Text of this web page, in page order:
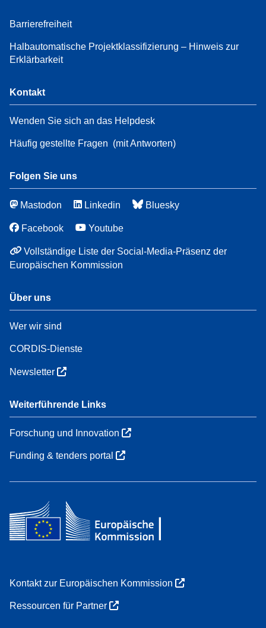
Barrierefreiheit
Halbautomatische Projektklassifizierung – Hinweis zur
Erklärbarkeit
Kontakt
Wenden Sie sich an das Helpdesk
Häufig gestellte Fragen (mit Antworten)
Folgen Sie uns
Mastodon Linkedin Bluesky
Facebook Youtube
Vollständige Liste der Social-Media-Präsenz der
Europäischen Kommission
Über uns
Wer wir sind
CORDIS-Dienste
Newsletter
Weiterführende Links
Forschung und Innovation
Funding & tenders portal
Kontakt zur Europäischen Kommission
Ressourcen für Partner